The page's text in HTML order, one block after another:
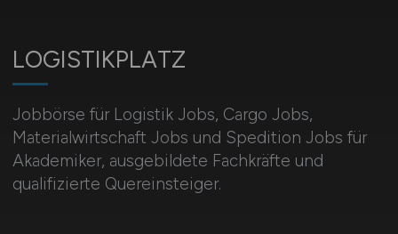
LOGISTIKPLATZ
Jobbörse für Logistik Jobs, Cargo Jobs,
Materialwirtschaft Jobs und Spedition Jobs für
Akademiker, ausgebildete Fachkräfte und
qualifizierte Quereinsteiger.